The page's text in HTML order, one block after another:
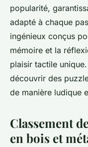
Liam•17 février 2026•
popularité,
adapté à chaque
ingénieux conçus
mémoire et la
plaisir tactile
découvrir des
de manière ludique
Classement
en bois et